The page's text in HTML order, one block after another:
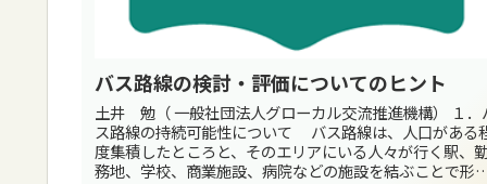
バス路線の検討・評価についてのヒント
土井 勉（ 一般社団法人グローカル交流推進機構） １．
ス路線の持続可能性について バス路線は、人口がある
度集積したところと、そのエリアにいる人々が行く駅、
務地、学校、商業施設、病院などの施設を結ぶことで形